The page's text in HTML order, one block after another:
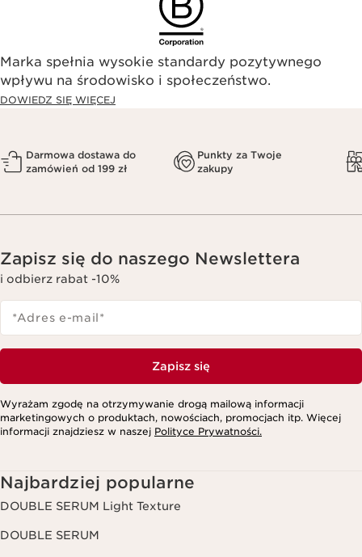
Marka spełnia wysokie standardy pozytywnego
wpływu na środowisko i społeczeństwo.​
DOWIEDZ SIĘ WIĘCEJ
Darmowa dostawa do
zamówień od 199 zł
Punkty za Twoje
zakupy
Zapisz się do naszego Newslettera
i odbierz rabat -10%
*Adres e-mail*
Zapisz się
Wyrażam zgodę na otrzymywanie drogą mailową informacji
marketingowych o produktach, nowościach, promocjach itp. Więcej
informacji znajdziesz w naszej Polityce Prywatności.
Najbardziej popularne
DOUBLE SERUM Light Texture
DOUBLE SERUM